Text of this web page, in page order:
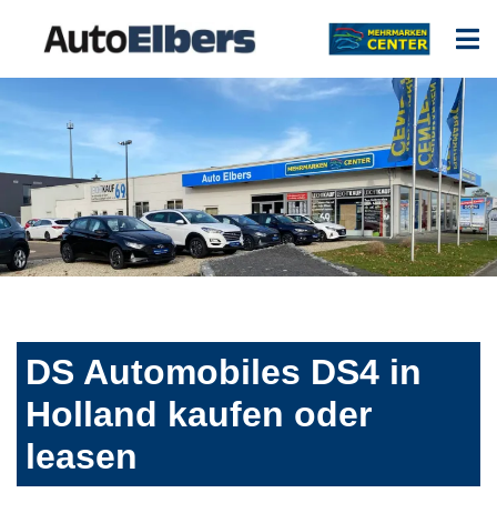
DS Automobiles DS4 in
Holland kaufen oder
leasen